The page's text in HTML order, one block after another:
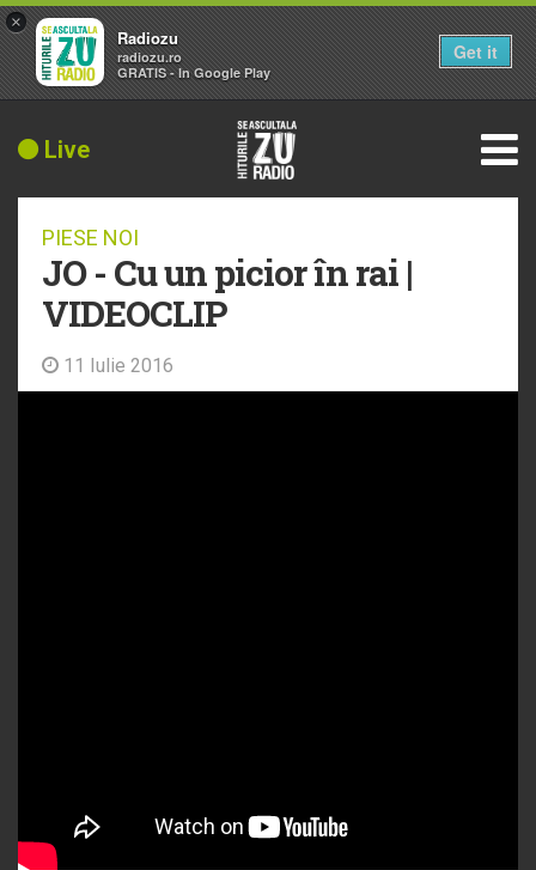
Live
PIESE NOI
JO - Cu un picior în rai |
VIDEOCLIP
11 Iulie 2016
×
Radiozu
radiozu.ro
GRATIS - In Google Play
Get it